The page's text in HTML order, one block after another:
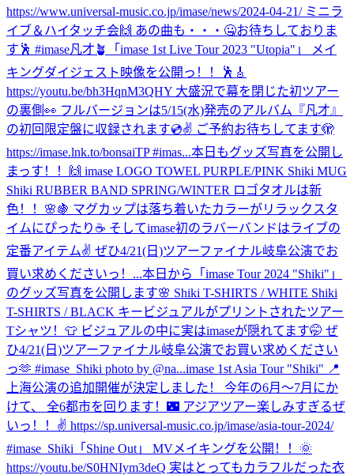
https://www.universal-music.co.jp/imase/news/2024-04-21/ ミニラ
イブ＆ハイタッチ会🙌 あの曲も・・・🤐お待ちしておりま
す🕺 #imase凡才🪴
「imase 1st Live Tour 2023 "Utopia"」 メイ
キングダイジェスト映像を公開っ！！🕺🎸
https://youtu.be/bh3HqnM3QHY 大盛況で幕を閉じた初ツアー
の裏側👀 フルバージョンは5/15(水)発売のアルバム『凡才』
の初回限定盤に収録されます💿✌️ ご予約お待ちしてます🫣
https://imase.lnk.to/bonsaiTP #imas...本日もグッズ写真を公開し
まっす！！🙌 imase LOGO TOWEL PURPLE/PINK Shiki MUG
Shiki RUBBER BAND SPRING/WINTER ロゴタオルは新
色！！🌸🍇 マグカップは落ち着いたカラーがリラックスタ
イムにぴったり☕️ そしてimase初のラバーバンドはライブの
定番アイテム✌️ ぜひ4/21(日)ツアーファイナル岐阜公演でお
買い求めくださいっ！...本日から「imase Tour 2024 "Shiki"」
のグッズ写真を公開します🌸 Shiki T-SHIRTS / WHITE Shiki
T-SHIRTS / BLACK キービジュアルがプリントされたツアー
Tシャツ！👕 ビジュアルの中に実はimaseが隠れてます🤭 ぜ
ひ4/21(日)ツアーファイナル岐阜公演でお買い求めください
っ🫶 #imase_Shiki photo by @na...imase 1st Asia Tour "Shiki" 📍
上海公演の追加開催が決定しました！ 今年の6月〜7月にか
けて、 全6都市を回ります！🌃 アジアツアー楽しみすぎるぜ
いっ！！✌️ https://sp.universal-music.co.jp/imase/asia-tour-2024/
#imase_Shiki 「Shine Out」 MVメイキングを公開！！🌞
https://youtu.be/S0HNIym3deQ 実はとってもカラフルだった衣